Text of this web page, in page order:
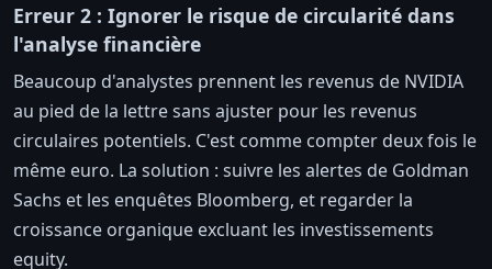
Erreur 2 : Ignorer le risque de circularité dans
l'analyse financière
Beaucoup d'analystes prennent les revenus de NVIDIA
au pied de la lettre sans ajuster pour les revenus
circulaires potentiels. C'est comme compter deux fois le
même euro. La solution : suivre les alertes de Goldman
Sachs et les enquêtes Bloomberg, et regarder la
croissance organique excluant les investissements
equity.